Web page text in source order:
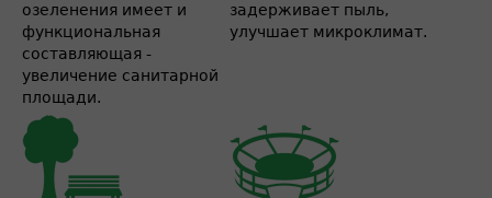
озеленения имеет и
функциональная
составляющая -
увеличение санитарной
площади.
задерживает пыль,
улучшает микроклимат.